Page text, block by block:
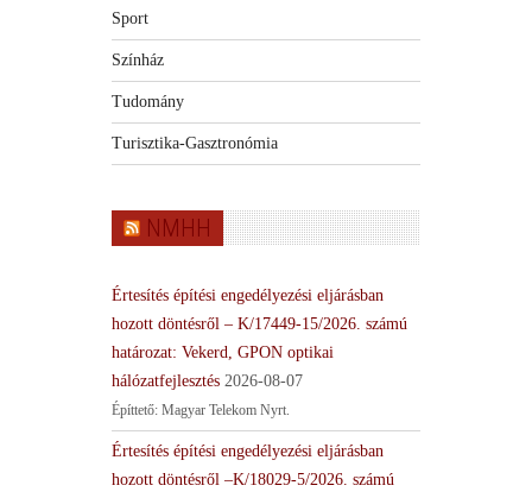
Sport
Színház
Tudomány
Turisztika-Gasztronómia
NMHH
Értesítés építési engedélyezési eljárásban
hozott döntésről – K/17449-15/2026. számú
határozat: Vekerd, GPON optikai
hálózatfejlesztés 2026-08-07
Építtető: Magyar Telekom Nyrt.
Értesítés építési engedélyezési eljárásban
hozott döntésről –K/18029-5/2026. számú